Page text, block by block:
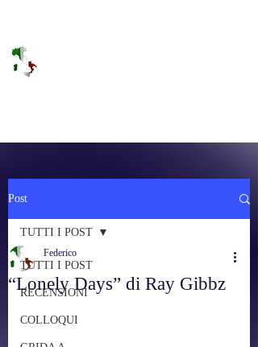
Post
TUTTI I POST
RECENSIONI
COLLOQUI
TUTTI I POST
“Lonely Days” di Ray Gibbz
Federico